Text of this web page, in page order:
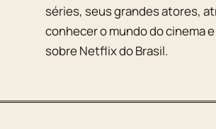
séries, seus grandes atores,
conhecer o mundo do cinema
sobre Netflix do Brasil.